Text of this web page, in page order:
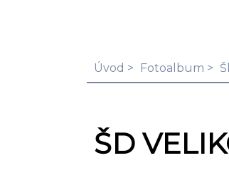
Úvod Fotoalbum
ŠD